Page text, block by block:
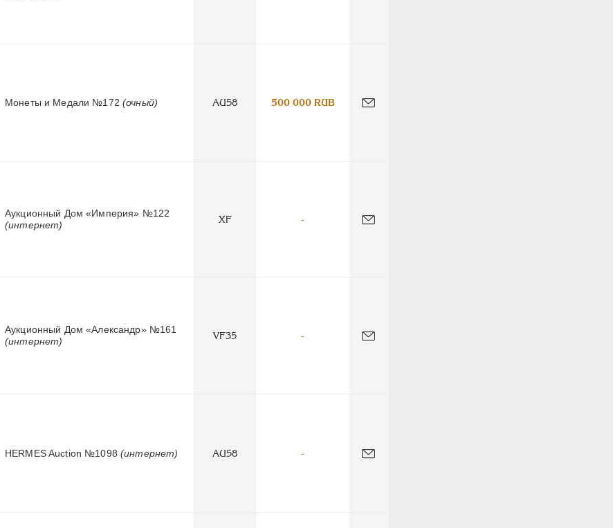
Монеты и Медали №172 (очный) AU58 500 000 RUB
Аукционный Дом «Империя» №122
(интернет)
XF -
Аукционный Дом «Александр» №161
(интернет)
VF35 -
HERMES Auction №1098 (интернет) AU58 -